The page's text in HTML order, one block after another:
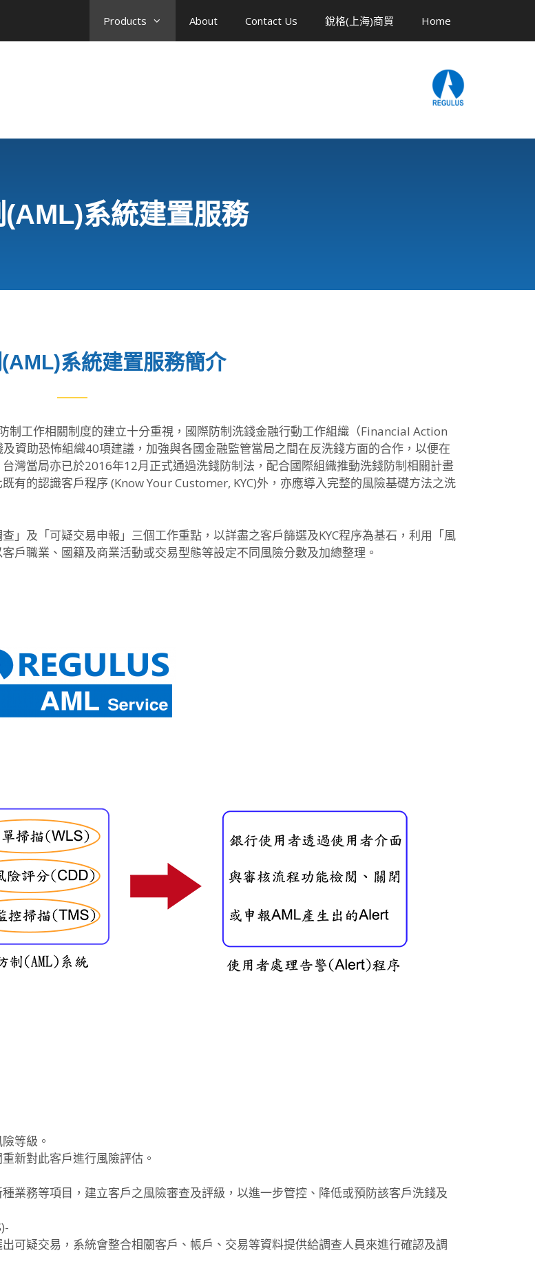
Products About Contact Us 銳格(上海)商貿 Home
系統建置服務
系統建置服務簡介
制工作相關制度的建立十分重視，國際防制洗錢金融行動工作組織（Financial Action
資助恐怖組織40項建議，加強與各國金融監管當局之間在反洗錢方面的合作，以便在
灣當局亦已於2016年12月正式通過洗錢防制法，配合國際組織推動洗錢防制相關計畫
有的認識客戶程序 (Know Your Customer, KYC)外，亦應導入完整的風險基礎方法之洗
」及「可疑交易申報」三個工作重點，以詳盡之客戶篩選及KYC程序為基石，利用「風
戶職業、國籍及商業活動或交易型態等設定不同風險分數及加總整理。
等級。
新對此客戶進行風險評估。
業務等項目，建立客戶之風險審查及評級，以進一步管控、降低或預防該客戶洗錢及
可疑交易，系統會整合相關客戶、帳戶、交易等資料提供給調查人員來進行確認及調